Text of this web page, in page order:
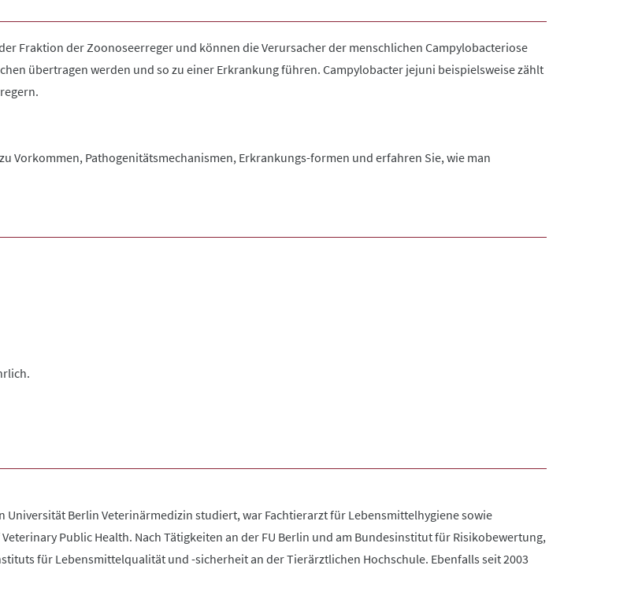
Fraktion der Zoonoseerreger und können die Verursacher der menschlichen Campylobacteriose
übertragen werden und so zu einer Erkrankung führen. Campylobacter jejuni beispielsweise zählt
Vorkommen, Pathogenitätsmechanismen, Erkrankungs-formen und erfahren Sie, wie man
Universität Berlin Veterinärmedizin studiert, war Fachtierarzt für Lebensmittelhygiene sowie
Public Health. Nach Tätigkeiten an der FU Berlin und am Bundesinstitut für Risikobewertung,
für Lebensmittelqualität und -sicherheit an der Tierärztlichen Hochschule. Ebenfalls seit 2003